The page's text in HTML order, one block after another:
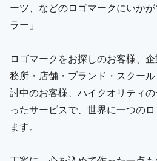
ーツ、などのロゴマークにいか
ラー」
ロゴマークをお探しのお客様、
務所・店舗・ブランド・スクー
討中のお客様、ハイクオリティ
ったサービスで、世界に一つの
ます。